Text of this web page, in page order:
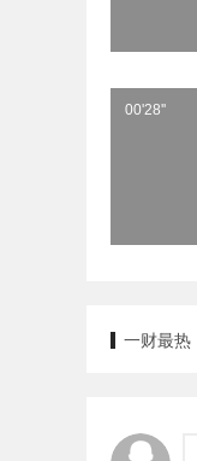
00'28''
一财最热